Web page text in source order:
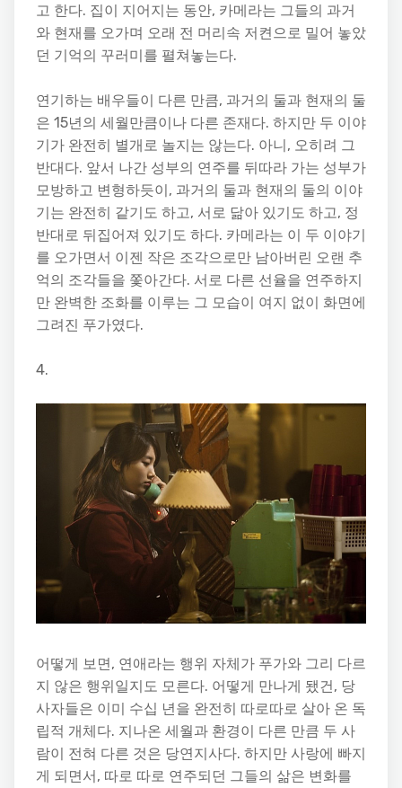
고 한다. 집이 지어지는 동안, 카메라는 그들의 과거
와 현재를 오가며 오래 전 머리속 저켠으로 밀어 놓았
던 기억의 꾸러미를 펼쳐놓는다.
연기하는 배우들이 다른 만큼, 과거의 둘과 현재의 둘
은 15년의 세월만큼이나 다른 존재다. 하지만 두 이야
기가 완전히 별개로 놀지는 않는다. 아니, 오히려 그
반대다. 앞서 나간 성부의 연주를 뒤따라 가는 성부가
모방하고 변형하듯이, 과거의 둘과 현재의 둘의 이야
기는 완전히 같기도 하고, 서로 닮아 있기도 하고, 정
반대로 뒤집어져 있기도 하다. 카메라는 이 두 이야기
를 오가면서 이젠 작은 조각으로만 남아버린 오랜 추
억의 조각들을 쫓아간다. 서로 다른 선율을 연주하지
만 완벽한 조화를 이루는 그 모습이 여지 없이 화면에
그려진 푸가였다.
4.
어떻게 보면, 연애라는 행위 자체가 푸가와 그리 다르
지 않은 행위일지도 모른다. 어떻게 만나게 됐건, 당
사자들은 이미 수십 년을 완전히 따로따로 살아 온 독
립적 개체다. 지나온 세월과 환경이 다른 만큼 두 사
람이 전혀 다른 것은 당연지사다. 하지만 사랑에 빠지
게 되면서, 따로 따로 연주되던 그들의 삶은 변화를